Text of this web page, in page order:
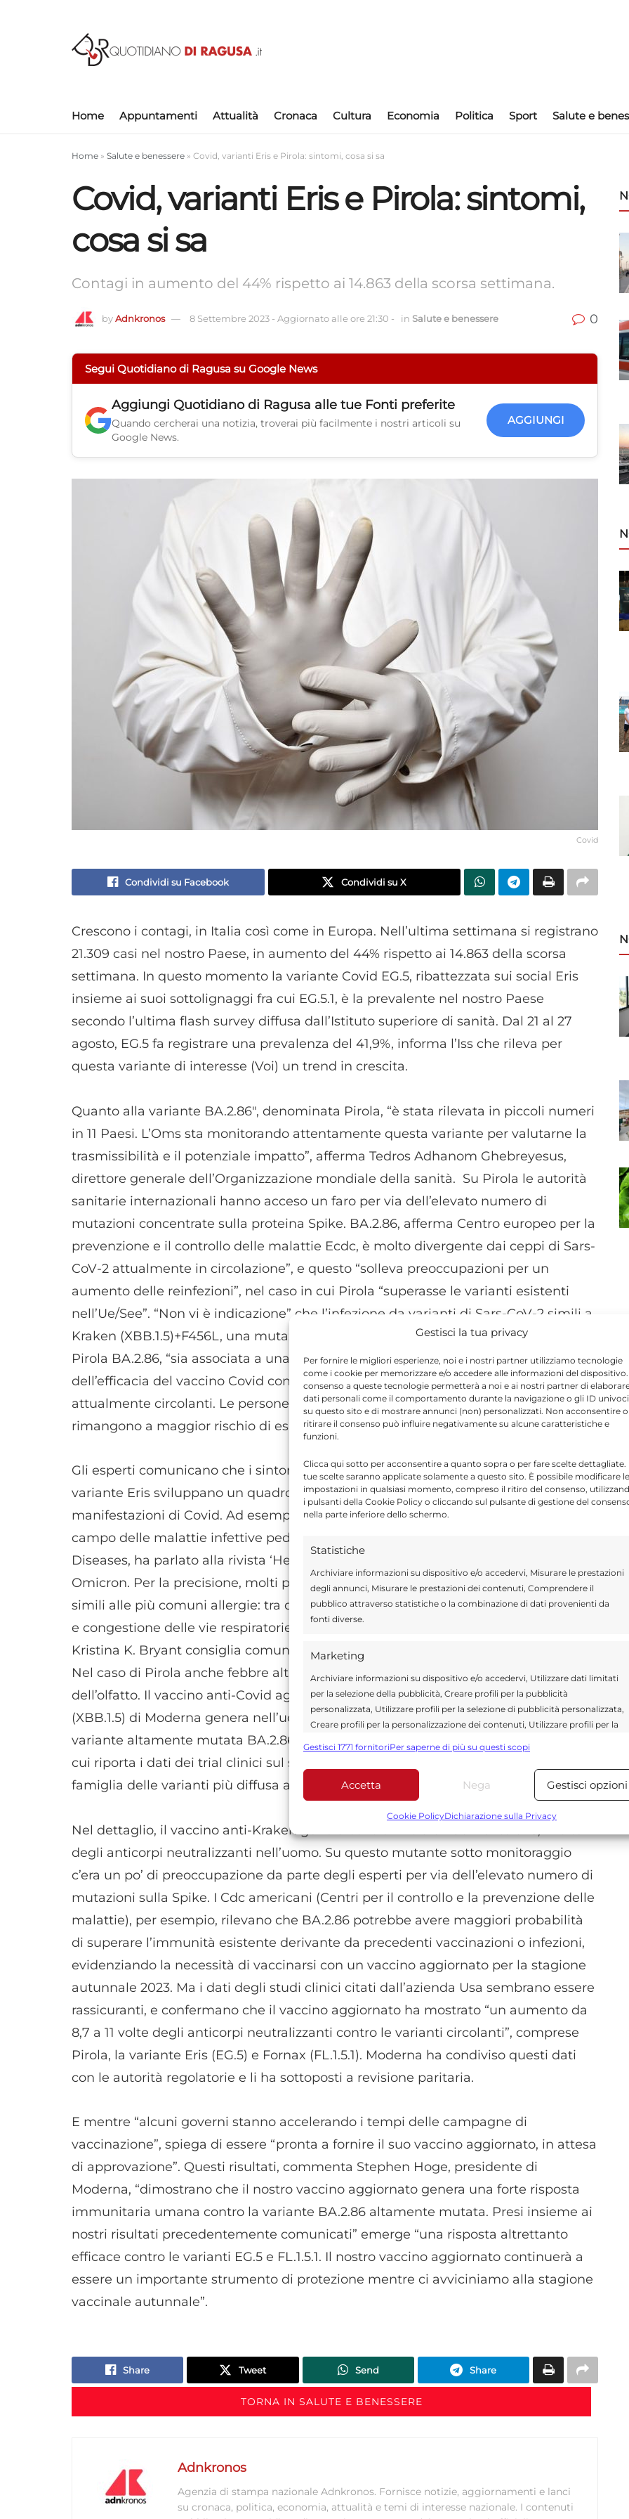
Gestisci la tua privacy
Per fornire le migliori esperienze, noi e i nostri partner utilizziamo tecnologie
come i cookie per memorizzare e/o accedere alle informazioni del
consenso a queste tecnologie permetterà a noi e ai nostri partner di
dati personali come il comportamento durante la navigazione o gli ID univoci
su questo sito e di mostrare annunci (non) personalizzati. Non acconsentire o
ritirare il consenso può influire negativamente su alcune caratteristiche e
funzioni.
Clicca qui sotto per acconsentire a quanto sopra o per fare scelte dettagliate.
tue scelte saranno applicate solamente a questo sito. È possibile modificare le
impostazioni in qualsiasi momento, compreso il ritiro del consenso,
i pulsanti della Cookie Policy o cliccando sul pulsante di gestione del
nella parte inferiore dello schermo.
Statistiche
Archiviare informazioni su dispositivo e/o accedervi, Misurare le prestazioni
degli annunci, Misurare le prestazioni dei contenuti, Comprendere il
pubblico attraverso statistiche o la combinazione di dati provenienti da
fonti diverse.
Marketing
Archiviare informazioni su dispositivo e/o accedervi, Utilizzare dati limitati
per la selezione della pubblicità, Creare profili per la pubblicità
personalizzata, Utilizzare profili per la selezione di pubblicità personalizzata,
Creare profili per la personalizzazione dei contenuti, Utilizzare profili per la
Utilizzare dati limitati per la selezione dei contenuti.
Funzionalità Sempre
Abbinare e combinare dati provenienti da altre fonti di dati,
alle informazioni trasmesse automaticamente.
Utilizzare dati di geolocalizzazione precisi, Riconoscere i
dispositivi in base a informazioni richieste attivamente.
Garantire la sicurezza, prevenire e rilevare frodi,
correggere errori, Erogare e presentare
pubblicità e contenuto, Salvare e comunicare le
scelte sulla privacy.
Gestisci 1771 fornitoriPer saperne di più su questi scopi
Accetta Nega Gestisci opzioni
Cookie PolicyDichiarazione sulla Privacy
Home Appuntamenti Attualità Cronaca Cultura Economia Politica Sport Salute e
Home » Salute e benessere » Covid, varianti Eris e Pirola: sintomi, cosa si sa
Covid, varianti Eris e Pirola: sintomi,
cosa si sa
Contagi in aumento del 44% rispetto ai 14.863 della scorsa settimana.
byAdnkronos 8 Settembre 2023 - Aggiornato alle ore 21:30 - in Salute e benessere 0
Segui Quotidiano di Ragusa su Google News
Aggiungi Quotidiano di Ragusa alle tue Fonti preferite
Quando cercherai una notizia, troverai più facilmente i nostri articoli su
Google News.
AGGIUNGI
Covid
Condividi su Facebook Condividi su X
Crescono i contagi, in Italia così come in Europa. Nell’ultima settimana si registrano
21.309 casi nel nostro Paese, in aumento del 44% rispetto ai 14.863 della scorsa
settimana. In questo momento la variante Covid EG.5, ribattezzata sui social Eris
insieme ai suoi sottolignaggi fra cui EG.5.1, è la prevalente nel nostro Paese
secondo l’ultima flash survey diffusa dall’Istituto superiore di sanità. Dal 21 al 27
agosto, EG.5 fa registrare una prevalenza del 41,9%, informa l’Iss che rileva per
questa variante di interesse (Voi) un trend in crescita.
Quanto alla variante BA.2.86″, denominata Pirola, “è stata rilevata in piccoli numeri
in 11 Paesi. L’Oms sta monitorando attentamente questa variante per valutarne la
trasmissibilità e il potenziale impatto”, afferma Tedros Adhanom Ghebreyesus,
direttore generale dell’Organizzazione mondiale della sanità. Su Pirola le autorità
sanitarie internazionali hanno acceso un faro per via dell’elevato numero di
mutazioni concentrate sulla proteina Spike. BA.2.86, afferma Centro europeo per la
prevenzione e il controllo delle malattie Ecdc, è molto divergente dai ceppi di Sars-
CoV-2 attualmente in circolazione”, e questo “solleva preoccupazioni per un
aumento delle reinfezioni”, nel caso in cui Pirola “superasse le varianti esistenti
nell’Ue/See”. “Non vi è indicazione” che l’infezione da varianti di Sars-CoV-2 simili a
Kraken (XBB.1.5)+F456L, una mutazione sotto la lente degli esperti, oppure da
Pirola BA.2.86, “sia associata a una malattia più grave o a una riduzione
dell’efficacia del vaccino Covid contro la malattia grave, rispetto alle varianti
attualmente circolanti. Le persone anziane e quelle con patologie preesistenti
rimangono a maggior rischio di esiti gravi se infette”.
Gli esperti comunicano che i sintomi riscontrati finora nei pazienti colpiti dalla
variante Eris sviluppano un quadro clinico del tutto simile alle già note
manifestazioni di Covid. Ad esempio la dottoressa Kristina K. Bryant, specialista nel
campo delle malattie infettive pediatriche presso il Norton Children’s Infectious
Diseases, ha parlato alla rivista ‘Health’ di sintomi simili a quelli tipici della variante
Omicron. Per la precisione, molti pazienti hanno riferito di aver accusato sintomi
simili alle più comuni allergie: tra questi si parla di naso che cola, tosse, mal di gola
e congestione delle vie respiratorie superiori. Trattandosi di variante dominante,
Kristina K. Bryant consiglia comunque di non sottovalutare le sue manifestazioni.
Nel caso di Pirola anche febbre alta, raffreddore e perdita del senso del gusto o
dell’olfatto. Il vaccino anti-Covid aggiornato alla variante Kraken di Sars-CoV-2
(XBB.1.5) di Moderna genera nell’uomo una forte risposta immunitaria contro la
variante altamente mutata BA.2.86 (Pirola), ha comunicato Moderna in una nota in
cui riporta i dati dei trial clinici sul suo prodotto scudo monovalente adattato alla
famiglia delle varianti più diffusa attualmente.
Nel dettaglio, il vaccino anti-Kraken genera contro Pirola un aumento di 8,7 volte
degli anticorpi neutralizzanti nell’uomo. Su questo mutante sotto monitoraggio
c’era un po’ di preoccupazione da parte degli esperti per via dell’elevato numero di
mutazioni sulla Spike. I Cdc americani (Centri per il controllo e la prevenzione delle
malattie), per esempio, rilevano che BA.2.86 potrebbe avere maggiori probabilità
di superare l’immunità esistente derivante da precedenti vaccinazioni o infezioni,
evidenziando la necessità di vaccinarsi con un vaccino aggiornato per la stagione
autunnale 2023. Ma i dati degli studi clinici citati dall’azienda Usa sembrano essere
rassicuranti, e confermano che il vaccino aggiornato ha mostrato “un aumento da
8,7 a 11 volte degli anticorpi neutralizzanti contro le varianti circolanti”, comprese
Pirola, la variante Eris (EG.5) e Fornax (FL.1.5.1). Moderna ha condiviso questi dati
con le autorità regolatorie e li ha sottoposti a revisione paritaria.
E mentre “alcuni governi stanno accelerando i tempi delle campagne di
vaccinazione”, spiega di essere “pronta a fornire il suo vaccino aggiornato, in attesa
di approvazione”. Questi risultati, commenta Stephen Hoge, presidente di
Moderna, “dimostrano che il nostro vaccino aggiornato genera una forte risposta
immunitaria umana contro la variante BA.2.86 altamente mutata. Presi insieme ai
nostri risultati precedentemente comunicati” emerge “una risposta altrettanto
efficace contro le varianti EG.5 e FL.1.5.1. Il nostro vaccino aggiornato continuerà a
essere un importante strumento di protezione mentre ci avviciniamo alla stagione
vaccinale autunnale”.
Share Tweet Send Share
TORNA IN SALUTE E BENESSERE
Adnkronos
Agenzia di stampa nazionale Adnkronos. Fornisce notizie, aggiornamenti e lanci
su cronaca, politica, economia, attualità e temi di interesse nazionale. I contenuti